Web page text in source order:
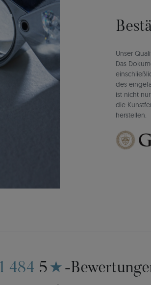
Unser
Das
des
ist nicht
die
herstellen.
484 5 ★ -